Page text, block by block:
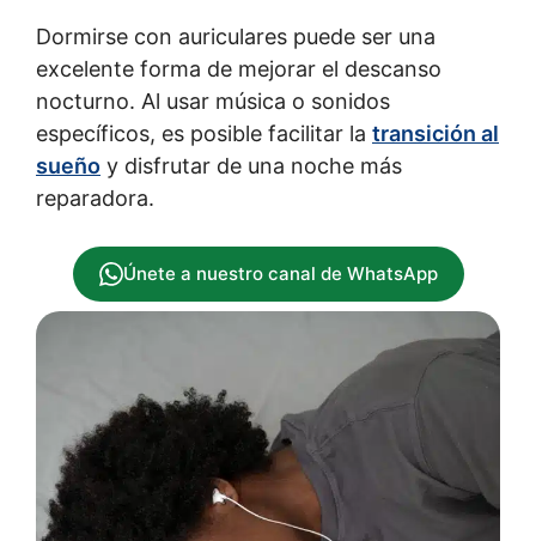
Dormirse con auriculares puede ser una
excelente forma de mejorar el descanso
nocturno. Al usar música o sonidos
específicos, es posible facilitar la transición al
sueño y disfrutar de una noche más
reparadora.
Únete a nuestro canal de WhatsApp